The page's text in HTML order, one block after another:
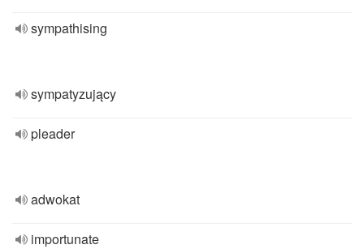
sympathising
sympatyzujący
pleader
adwokat
importunate